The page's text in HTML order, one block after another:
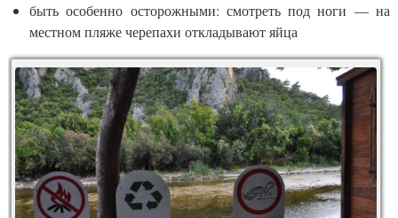
быть особенно осторожными: смотреть под ноги — на
местном пляже черепахи откладывают яйца